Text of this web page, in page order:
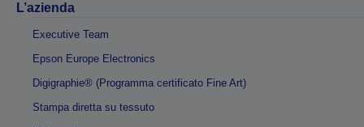
L’azienda
Executive Team
Epson Europe Electronics
Digigraphie® (Programma certificato Fine Art)
Stampa diretta su tessuto